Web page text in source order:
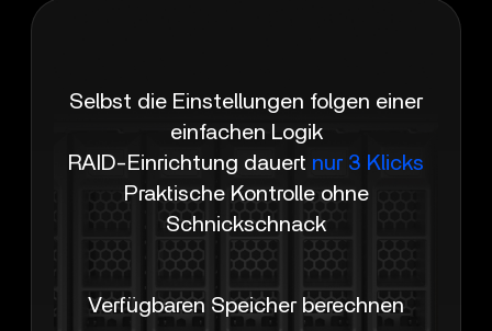
Selbst die Einstellungen folgen einer
einfachen Logik
RAID-Einrichtung dauert nur 3 Klicks
Praktische Kontrolle ohne
Schnickschnack
Verfügbaren Speicher berechnen